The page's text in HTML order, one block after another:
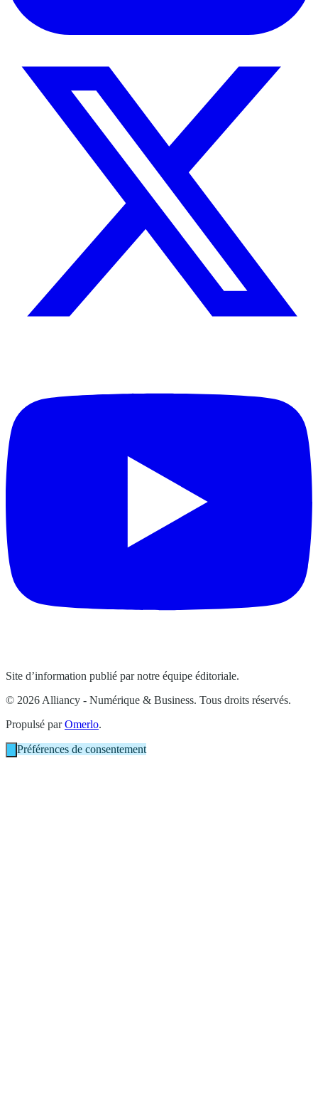
Site d’information publié par notre équipe éditoriale.
© 2026 Alliancy - Numérique & Business. Tous droits réservés.
Propulsé parOmerlo.
Préférences de consentement